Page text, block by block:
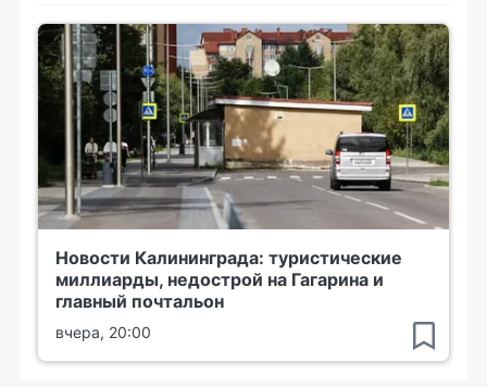
Новости Калининграда: туристические
миллиарды, недострой на Гагарина и
главный почтальон
вчера, 20:00